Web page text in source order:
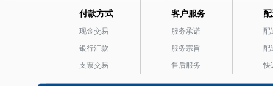
付款方式
现金交易
银行汇款
支票交易
客户服务
服务承诺
服务宗旨
售后服务
配
配
快